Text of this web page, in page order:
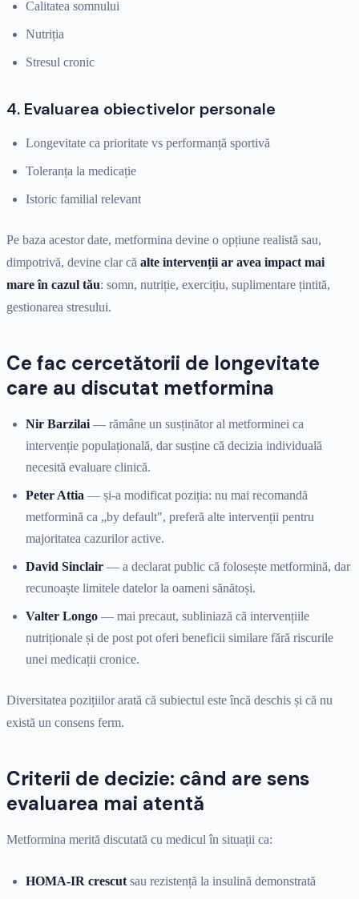
Calitatea somnului
Nutriția
Stresul cronic
4. Evaluarea obiectivelor personale
Longevitate ca prioritate vs performanță sportivă
Toleranța la medicație
Istoric familial relevant
Pe baza acestor date, metformina devine o opțiune realistă sau,
dimpotrivă, devine clar că alte intervenții ar avea impact mai
mare în cazul tău: somn, nutriție, exercițiu, suplimentare țintită,
gestionarea stresului.
Ce fac cercetătorii de longevitate
care au discutat metformina
Nir Barzilai — rămâne un susținător al metforminei ca
intervenție populațională, dar susține că decizia individuală
necesită evaluare clinică.
Peter Attia — și-a modificat poziția: nu mai recomandă
metformină ca „by default", preferă alte intervenții pentru
majoritatea cazurilor active.
David Sinclair — a declarat public că folosește metformină, dar
recunoaște limitele datelor la oameni sănătoși.
Valter Longo — mai precaut, subliniază că intervențiile
nutriționale și de post pot oferi beneficii similare fără riscurile
unei medicații cronice.
Diversitatea pozițiilor arată că subiectul este încă deschis și că nu
există un consens ferm.
Criterii de decizie: când are sens
evaluarea mai atentă
Metformina merită discutată cu medicul în situații ca:
HOMA-IR crescut sau rezistență la insulină demonstrată